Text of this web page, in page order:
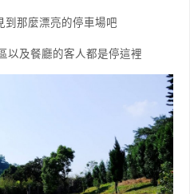
到那麼漂亮的停車場吧
以及餐廳的客人都是停這裡